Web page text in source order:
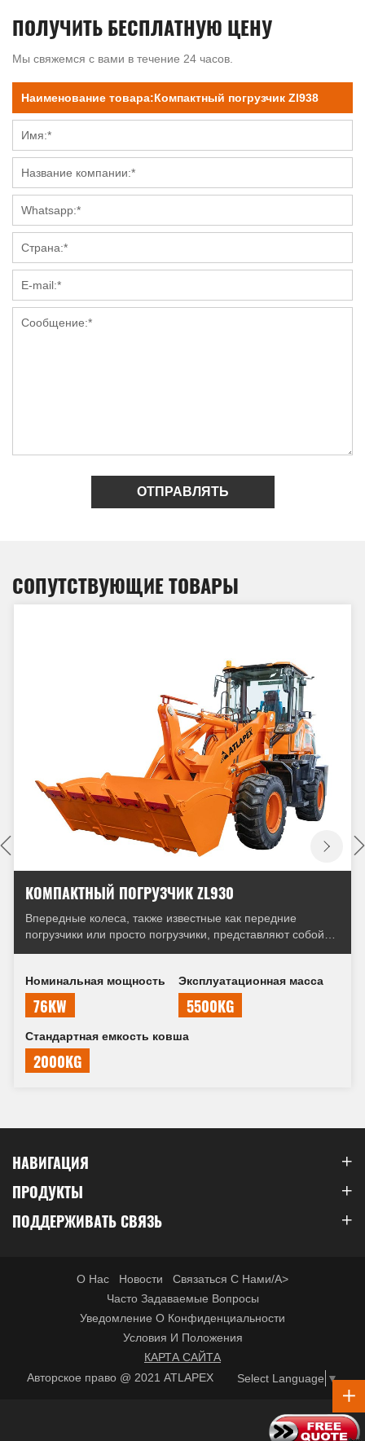
ПОЛУЧИТЬ БЕСПЛАТНУЮ ЦЕНУ
Мы свяжемся с вами в течение 24 часов.
ОТПРАВЛЯТЬ
СОПУТСТВУЮЩИЕ ТОВАРЫ
КОМПАКТНЫЙ ПОГРУЗЧИК ZL940
Впередные колеса, также известные как передние
погрузчики или просто погрузчики, представляют собой
хозяйстве.
Номинальная мощность
92KW
Эксплуатационная масса
8200KG
Стандартная емкость ковша
2800KG
НАВИГАЦИЯ
ПРОДУКТЫ
ПОДДЕРЖИВАТЬ СВЯЗЬ
О Нас Новости
Связаться С Нами/a>
Часто Задаваемые Вопросы
Уведомление О Конфиденциальности
Условия И Положения
КАРТА САЙТА
Авторское право @ 2021 ATLAPEX
Select Language ▼